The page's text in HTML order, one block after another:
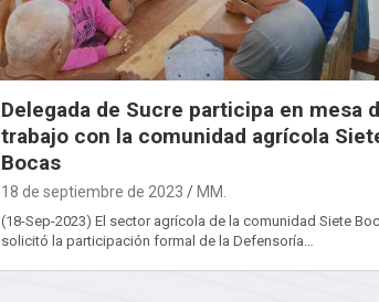
Delegada de Sucre participa en mesa
trabajo con la comunidad agrícola
Bocas
18 de septiembre de 2023 MM.
(18-Sep-2023) El sector agrícola de la comunidad Siete
solicitó la participación formal de la Defensoría…